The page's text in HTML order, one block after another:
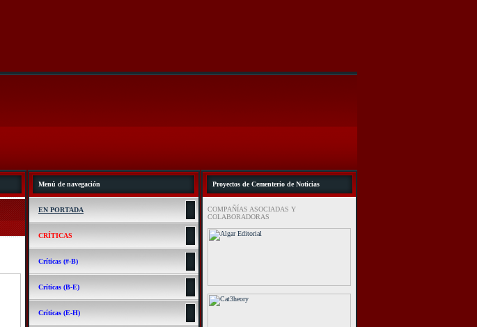
Menú de navegación
EN PORTADA
CRÍTICAS
Críticas (#-B)
Críticas (B-E)
Críticas (E-H)
Proyectos de Cementerio de Noticias
COMPAÑÍAS ASOCIADAS Y
COLABORADORAS